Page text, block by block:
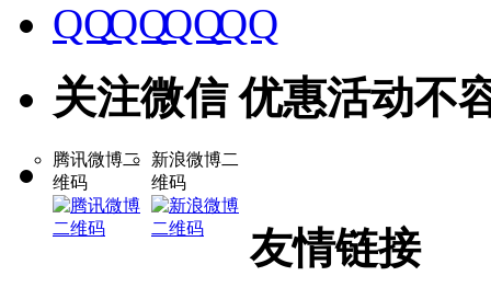
关注微信 优惠活动不
腾讯微博二
维码
新浪微博二
维码
友情链接